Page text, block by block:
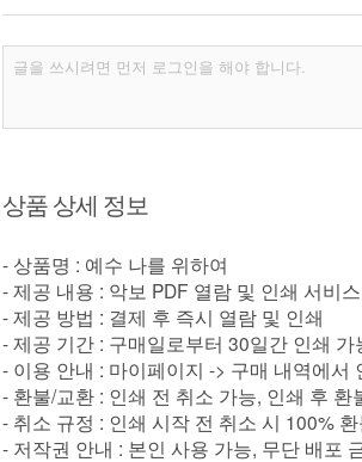
상품 상세 정보
- 상품명 : 예수 나를 위하여
- 제공 내용 : 악보 PDF 열람 및 인쇄 서비스
- 제공 방법 : 결제 후 즉시 열람 및 인쇄
- 제공 기간 : 구매일로부터 30일간 인쇄
- 이용 안내 : 마이페이지 -> 구매 내역에서
- 환불/교환 : 인쇄 전 취소 가능, 인쇄 후 환
- 취소 규정 : 인쇄 시작 전 취소 시 100%
- 저작권 안내 : 본인 사용 가능, 무단 배포